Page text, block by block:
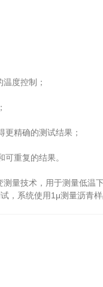
度控制；
精确的测试结果；
重复的结果。
技术，用于测量低温
，系统使用1μ测量沥青